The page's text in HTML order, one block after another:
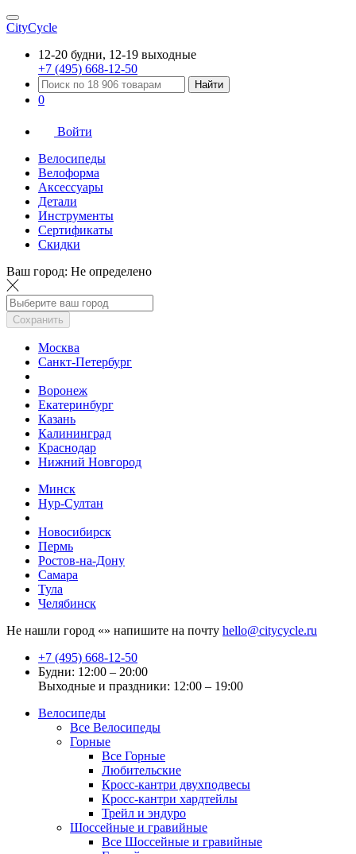
CityCycle
12-20 будни, 12-19 выходные
+7 (495) 668-12-50
Найти
0
Войти
Велосипеды
Велоформа
Аксессуары
Детали
Инструменты
Сертификаты
Скидки
Ваш город: Не определено
Сохранить
Москва
Санкт-Петербург
Воронеж
Екатеринбург
Казань
Калининград
Краснодар
Нижний Новгород
Минск
Нур-Султан
Новосибирск
Пермь
Ростов-на-Дону
Самара
Тула
Челябинск
Не нашли город «» напишите на почту hello@citycycle.ru
+7 (495) 668-12-50
Будни: 12:00 – 20:00
Выходные и праздники: 12:00 – 19:00
Велосипеды
Все Велосипеды
Горные
Все Горные
Любительские
Кросс-кантри двухподвесы
Кросс-кантри хардтейлы
Трейл и эндуро
Шоссейные и гравийные
Все Шоссейные и гравийные